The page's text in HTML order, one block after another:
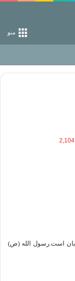
منو
خداست‌!
2,104
زبان است.رسول الله (ص)